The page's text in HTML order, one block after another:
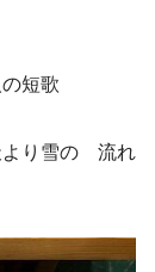
短歌
り雪の 流れ